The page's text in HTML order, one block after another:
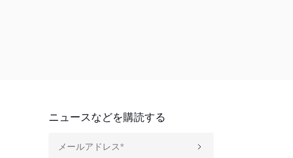
ニュースなどを購読する